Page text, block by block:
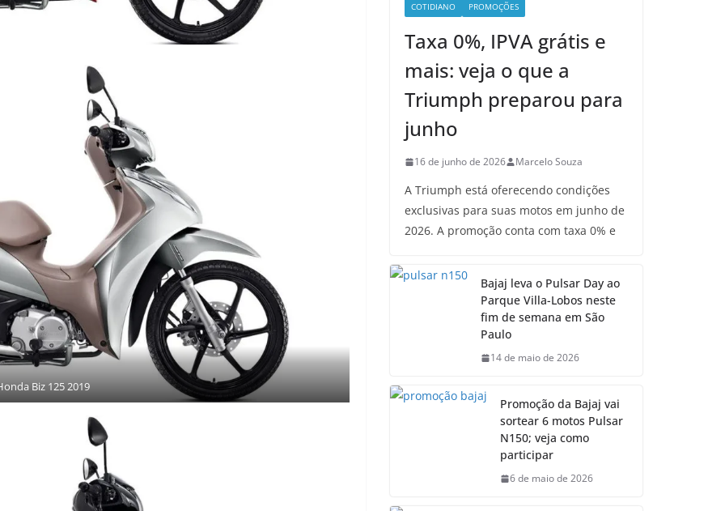
Biz 125 2019
COTIDIANO PROMOÇÕES
Taxa 0%, IPVA grátis e
mais: veja o que a
Triumph preparou para
junho
16 de junho de 2026 Marcelo Souza
A Triumph está oferecendo condições
exclusivas para suas motos em junho de
2026. A promoção conta com taxa 0% e
Bajaj leva o Pulsar Day ao
Parque Villa-Lobos neste
fim de semana em São
Paulo
14 de maio de 2026
Promoção da Bajaj vai
sortear 6 motos Pulsar
N150; veja como
participar
6 de maio de 2026